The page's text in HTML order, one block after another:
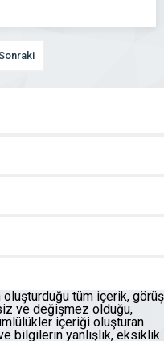
oluşturduğu tüm içerik, görüş
ve değişmez olduğu,
içeriği oluşturan
bilgilerin yanlışlık, eksiklik